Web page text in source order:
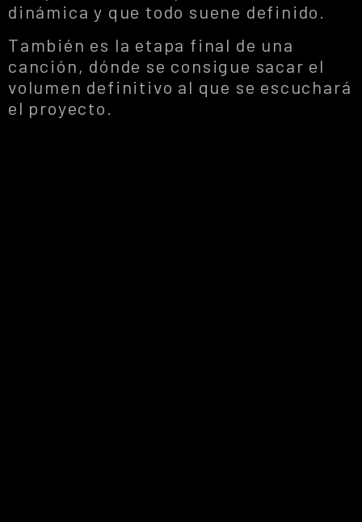
dinámica y que todo suene definido.
También es la etapa final de una
canción, dónde se consigue sacar el
volumen definitivo al que se escuchará
el proyecto.